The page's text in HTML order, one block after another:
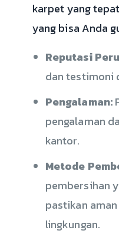
karpet yang
yang bisa Anda
Reputasi
dan testimoni
Pengalaman:
pengalaman
kantor.
Metode
pembersihan
pastikan
lingkungan.